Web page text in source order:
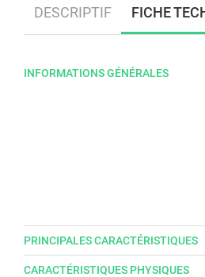
DESCRIPTIF FICHE
INFORMATIONS GÉNÉRALES
PRINCIPALES CARACTÉRISTIQUES
CARACTÉRISTIQUES PHYSIQUES